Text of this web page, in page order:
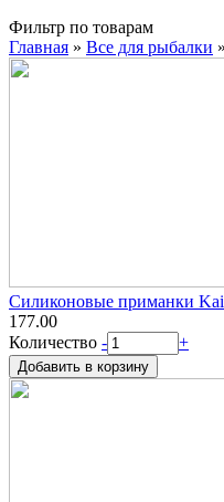
Фильтр по товарам
Вы здесь
Главная » Все для рыбалки »
Силиконовые приманки
177.00
Количество - +